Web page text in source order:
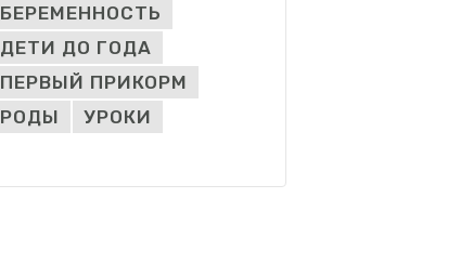
БЕРЕМЕННОСТЬ
ДЕТИ ДО ГОДА
ПЕРВЫЙ ПРИКОРМ
РОДЫ
УРОКИ